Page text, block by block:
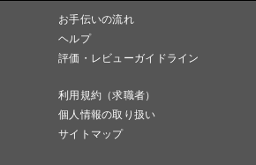
お手伝いの流れ
ヘルプ
評価・レビューガイドライン
利用規約（求職者）
個人情報の取り扱い
サイトマップ